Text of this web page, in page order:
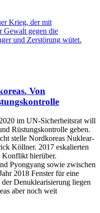
Krieg, der mit
Gewalt gegen die
und Zerstörung wütet.
Von
im UN-Sicherheitsrat will
Rüstungskontrolle geben.
stelle Nordkoreas Nuklear-
Köllner. 2017 eskalierten
hierüber.
Pyongyang sowie zwischen
2018 Fenster für eine
Denuklearisierung liegen
aber noch weit